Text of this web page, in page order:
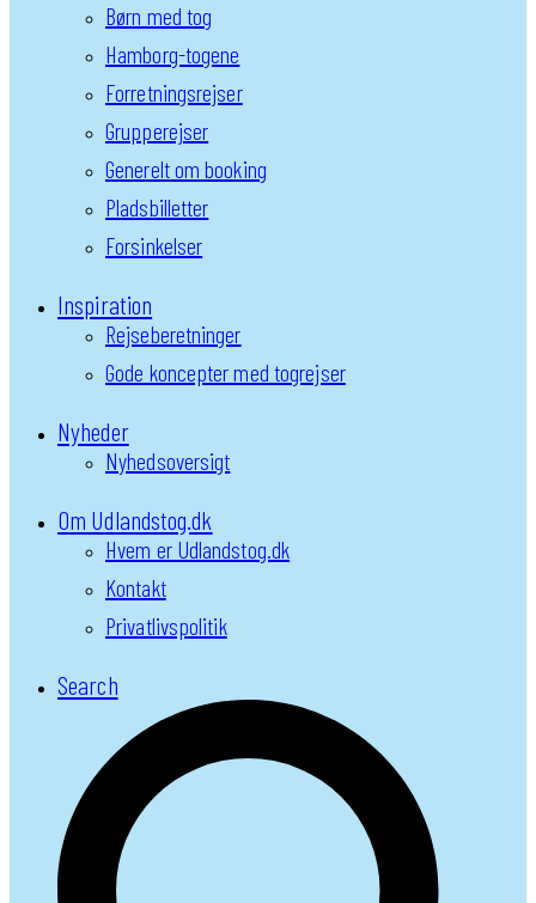
Børn med tog
Hamborg-togene
Forretningsrejser
Grupperejser
Generelt om booking
Pladsbilletter
Forsinkelser
Inspiration
Rejseberetninger
Gode koncepter med togrejser
Nyheder
Nyhedsoversigt
Om Udlandstog.dk
Hvem er Udlandstog.dk
Kontakt
Privatlivspolitik
Search